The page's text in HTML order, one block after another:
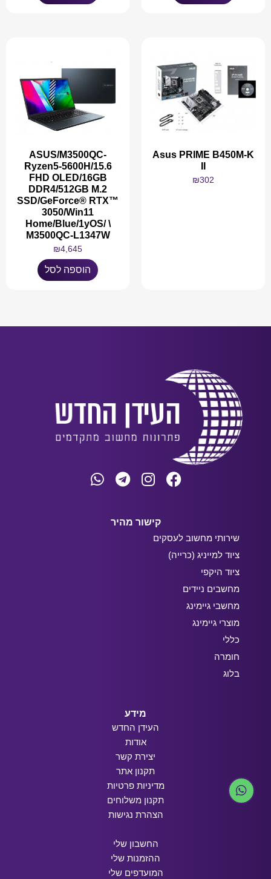
Asus PRIME B450M-K
₪302
ASUS/M3500QC-
Ryzen5-5600H/15.6
FHD OLED/16GB
DDR4/512GB M.2
SSD/GeForce® RTX™
3050/Win11
Home/Blue/1yOS/ \
M3500QC-L1347W
₪4,645
הוספה לסל
קישור מהיר
שירותי מחשוב לעסקים
ציוד למייניג (כרייה)
ציוד היקפי
מחשבים ניידים
מחשבי גיימינג
מוצרי גיימינג
כללי
חומרה
בלוג
מידע
העידן החדש
אודות
יצירת קשר
תקנון אתר
מדיניות פרטיות
תקנון משלוחים
הצהרת נגישות
החשבון שלי
ההזמנות שלי
המועדפים שלי